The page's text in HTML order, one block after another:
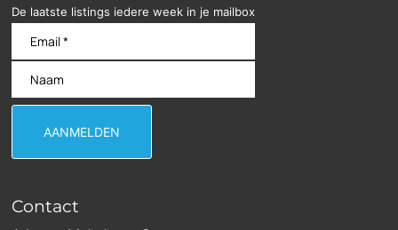
De laatste listings iedere week in je mailbox
Contact